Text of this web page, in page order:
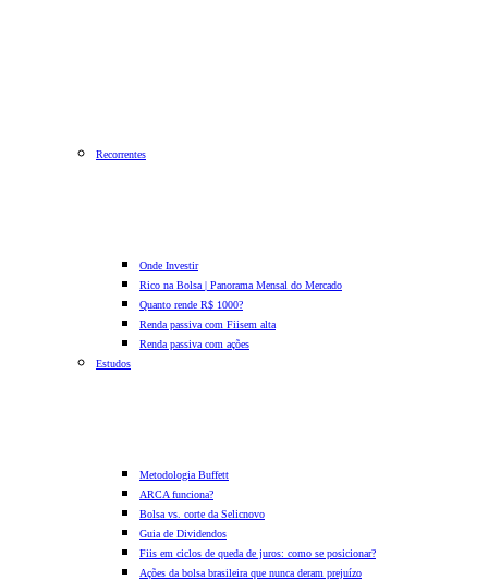
Recorrentes
Onde Investir
Rico na Bolsa | Panorama Mensal do Mercado
Quanto rende R$ 1000?
Renda passiva com Fiisem alta
Renda passiva com ações
Estudos
Metodologia Buffett
ARCA funciona?
Bolsa vs. corte da Selicnovo
Guia de Dividendos
Fiis em ciclos de queda de juros: como se posicionar?
Ações da bolsa brasileira que nunca deram prejuízo